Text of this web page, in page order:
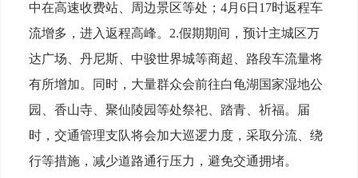
中在高速收费站、周边景区等处；4月6日17时返程车
流增多，进入返程高峰。2.假期期间，预计主城区万
达广场、丹尼斯、中骏世界城等商超、路段车流量将
有所增加。同时，大量群众会前往白龟湖国家湿地公
园、香山寺、聚仙陵园等处祭祀、踏青、祈福。届
时，交通管理支队将会加大巡逻力度，采取分流、绕
行等措施，减少道路通行压力，避免交通拥堵。